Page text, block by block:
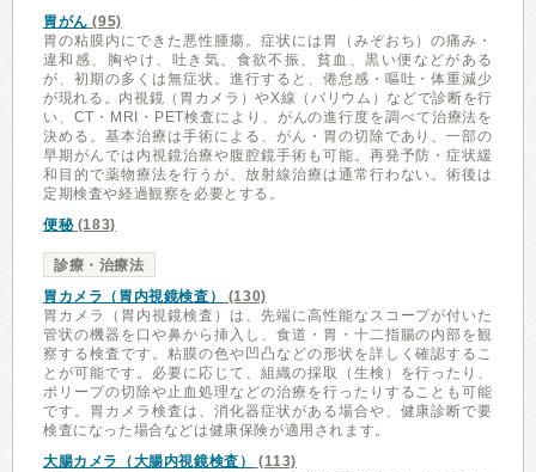
胃がん (95)
胃の粘膜内にできた悪性腫瘍。症状には胃（みぞおち）の痛み・
違和感、胸やけ、吐き気、食欲不振、貧血、黒い便などがある
が、初期の多くは無症状。進行すると、倦怠感・嘔吐・体重減少
が現れる。内視鏡（胃カメラ）やX線（バリウム）などで診断を行
い、CT・MRI・PET検査により、がんの進行度を調べて治療法を
決める。基本治療は手術による、がん・胃の切除であり、一部の
早期がんでは内視鏡治療や腹腔鏡手術も可能。再発予防・症状緩
和目的で薬物療法を行うが、放射線治療は通常行わない。術後は
定期検査や経過観察を必要とする。
便秘(183)
診療・治療法
胃カメラ（胃内視鏡検査）
(130)
胃カメラ（胃内視鏡検査）は、先端に高性能なスコープが付いた
管状の機器を口や鼻から挿入し、食道・胃・十二指腸の内部を観
察する検査です。粘膜の色や凹凸などの形状を詳しく確認するこ
とが可能です。必要に応じて、組織の採取（生検）を行ったり、
ポリープの切除や止血処理などの治療を行ったりすることも可能
です。胃カメラ検査は、消化器症状がある場合や、健康診断で要
検査になった場合などは健康保険が適用されます。
大腸カメラ（大腸内視鏡検査）
(113)